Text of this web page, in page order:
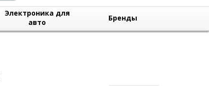
Электроника для
авто
Бренды